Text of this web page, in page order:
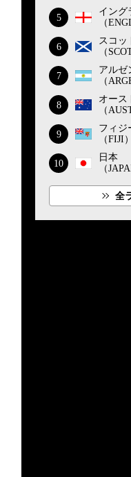
5
イング
（
6
スコッ
（
7
アルゼ
（
8
オース
（
9
フィジ
（FIJI）
10
日本
（
全